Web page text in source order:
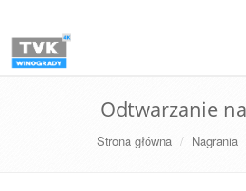
Odtwarzanie
Strona główna Nagrania